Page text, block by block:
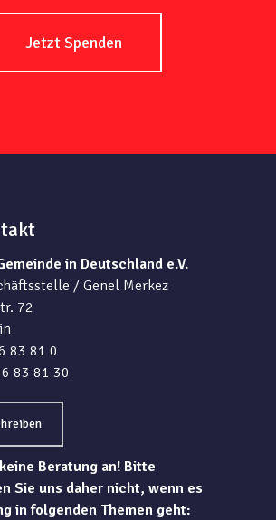
Jetzt Spenden
in Deutschland e.V.
/ Genel Merkez
72
83 81 0
83 81 30
Beratung an! Bitte
Sie uns daher nicht, wenn es
in folgenden Themen geht: